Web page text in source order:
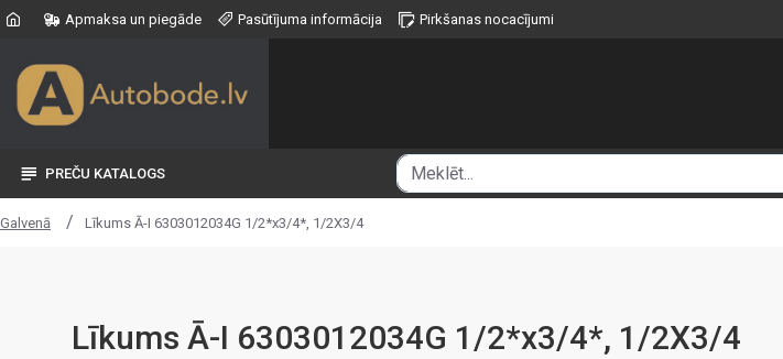
Apmaksa un piegāde Pasūtījuma informācija Pirkšanas nocacījumi
PREČU KATALOGS
Galvenā Līkums Ā-I 6303012034G 1/2*x3/4*, 1/2X3/4
Līkums Ā-I 6303012034G 1/2*x3/4*, 1/2X3/4